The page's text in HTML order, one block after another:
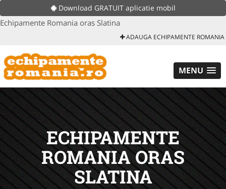
Download GRATUIT aplicatie mobil
Echipamente Romania oras Slatina
ADAUGA ECHIPAMENTE ROMANIA
MENU
ECHIPAMENTE
ROMANIA ORAS
SLATINA